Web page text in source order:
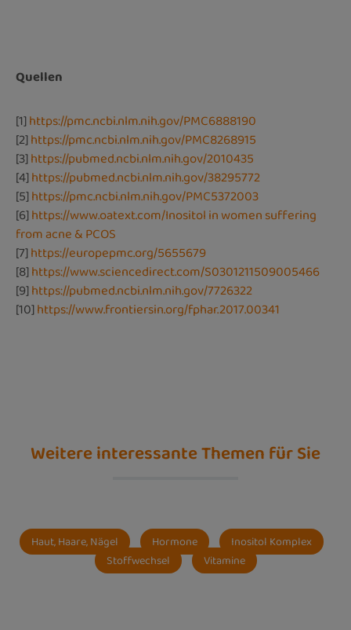
Quellen
[1]https://pmc.ncbi.nlm.nih.gov/PMC6888190
[2]https://pmc.ncbi.nlm.nih.gov/PMC8268915
[3]https://pubmed.ncbi.nlm.nih.gov/2010435
[4]https://pubmed.ncbi.nlm.nih.gov/38295772
[5]https://pmc.ncbi.nlm.nih.gov/PMC5372003
[6]https://www.oatext.com/Inositol in women suffering
from acne & PCOS
[7]https://europepmc.org/5655679
[8]https://www.sciencedirect.com/S0301211509005466
[9]https://pubmed.ncbi.nlm.nih.gov/7726322
[10]https://www.frontiersin.org/fphar.2017.00341
Weitere interessante Themen für Sie
Haut, Haare, Nägel Hormone
Inositol Komplex
Stoffwechsel
Vitamine